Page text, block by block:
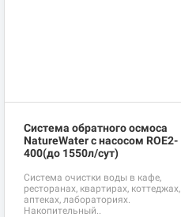
Система обратного осмоса
NatureWater с насосом ROE2-
400(до 1550л/сут)
Система очистки воды в кафе,
ресторанах, квартирах, коттеджах,
аптеках, лабораториях.
Накопительный..